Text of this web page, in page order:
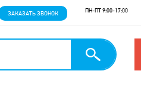
ЗАКАЗАТЬ ЗВОНОК ПН-ПТ 9:00-17:00